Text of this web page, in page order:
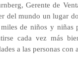
Gerente de
del mundo un lugar
de niños y niñas
cada vez más
a las personas con